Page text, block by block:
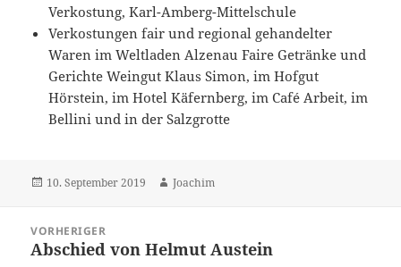
Verkostung, Karl-Amberg-Mittelschule
Verkostungen fair und regional gehandelter
Waren im Weltladen Alzenau Faire Getränke und
Gerichte Weingut Klaus Simon, im Hofgut
Hörstein, im Hotel Käfernberg, im Café Arbeit, im
Bellini und in der Salzgrotte
Veröffentlicht
10. September 2019 Autor
Joachim
VORHERIGER
Vorheriger
Abschied von Helmut Austein